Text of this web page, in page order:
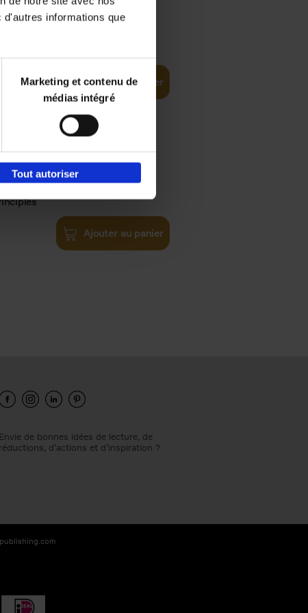
informations que
Marketing et contenu de
médias intégré
Tout autoriser
Ajouter au panier
€34,99
Ajouter au panier
Envie de bonnes idées de lecture, de
réductions, d’actions et d’inspiration ?